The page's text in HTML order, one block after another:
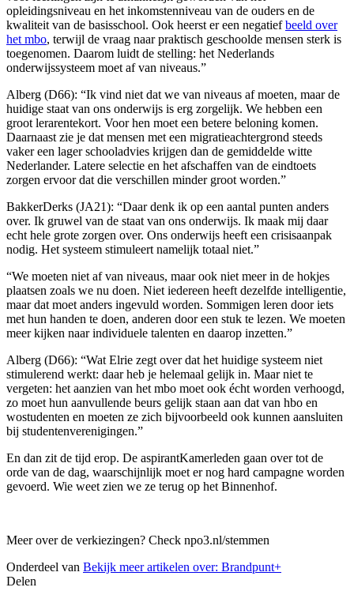
opleidingsniveau en het inkomstenniveau van de ouders en de
kwaliteit van de basisschool. Ook heerst er een negatiefbeeld over
het mbo, terwijl de vraag naar praktisch geschoolde mensen sterk is
toegenomen. Daarom luidt de stelling: het Nederlands
onderwijssysteem moet af van niveaus.”
Alberg (D66): “Ik vind niet dat we van niveaus af moeten, maar de
huidige staat van ons onderwijs is erg zorgelijk. We hebben een
groot lerarentekort. Voor hen moet een betere beloning komen.
Daarnaast zie je dat mensen met een migratieachtergrond steeds
vaker een lager schooladvies krijgen dan de gemiddelde witte
Nederlander. Latere selectie en het afschaffen van de eindtoets
zorgen ervoor dat die verschillen minder groot worden.”
BakkerDerks (JA21): “Daar denk ik op een aantal punten anders
over. Ik gruwel van de staat van ons onderwijs. Ik maak mij daar
echt hele grote zorgen over. Ons onderwijs heeft een crisisaanpak
nodig. Het systeem stimuleert namelijk totaal niet.”
“We moeten niet af van niveaus, maar ook niet meer in de hokjes
plaatsen zoals we nu doen. Niet iedereen heeft dezelfde intelligentie,
maar dat moet anders ingevuld worden. Sommigen leren door iets
met hun handen te doen, anderen door een stuk te lezen. We moeten
meer kijken naar individuele talenten en daarop inzetten.”
Alberg (D66): “Wat Elrie zegt over dat het huidige systeem niet
stimulerend werkt: daar heb je helemaal gelijk in. Maar niet te
vergeten: het aanzien van het mbo moet ook écht worden verhoogd,
zo moet hun aanvullende beurs gelijk staan aan dat van hbo en
wostudenten en moeten ze zich bijvoorbeeld ook kunnen aansluiten
bij studentenverenigingen.”
En dan zit de tijd erop. De aspirantKamerleden gaan over tot de
orde van de dag, waarschijnlijk moet er nog hard campagne worden
gevoerd. Wie weet zien we ze terug op het Binnenhof.
Meer over de verkiezingen? Check npo3.nl/stemmen
Onderdeel van Bekijk meer artikelen over: Brandpunt+
Delen